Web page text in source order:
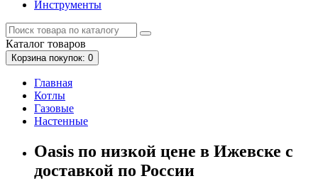
Инструменты
Каталог товаров
Корзинапокупок: 0
Главная
Котлы
Газовые
Настенные
Oasis по низкой цене в Ижевске с
доставкой по России